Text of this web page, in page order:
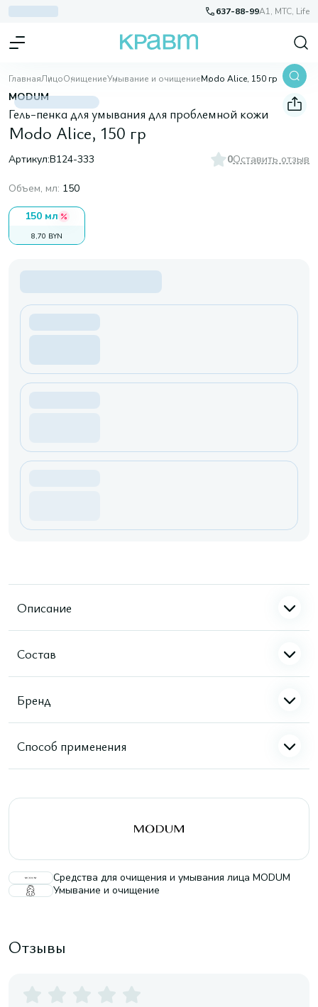
637-88-99A1, МТС, Life
ГлавнаяЛицоОчищениеУмывание и очищениеModo Alice, 150 гр
MODUM
Гель-пенка для умывания для проблемной кожи
Modo Alice, 150 гр
Артикул:В124-333 0Оставить отзыв
Объем, мл: 150
150 мл
8,70 BYN
Описание
Состав
Бренд
Способ применения
Средства для очищения и умывания лица MODUM
Умывание и очищение
Отзывы